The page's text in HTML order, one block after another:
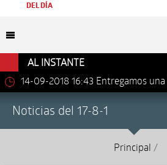
DEL DÍA
AL INSTANTE
14-09-2018 16:43 Entregamos
Noticias del 17-8-1
Principal /